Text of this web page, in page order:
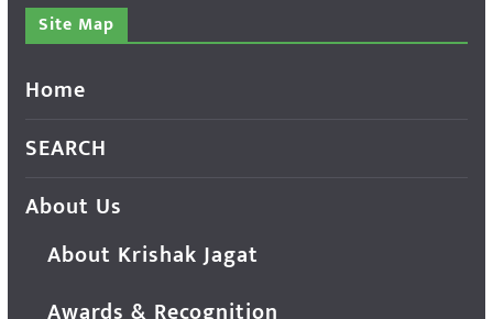
Site Map
Home
SEARCH
About Us
About Krishak Jagat